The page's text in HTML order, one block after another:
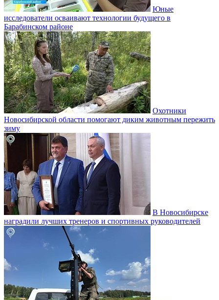
Юные
исследователи осваивают технологии будущего в
Барабинском районе
Охотники
Новосибирской области помогают диким животным пережить
зиму
В Новосибирске
наградили лучших тренеров и спортивных руководителей